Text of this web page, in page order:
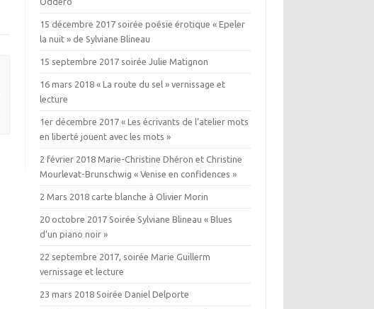
15 décembre 2017 soirée poésie érotique « Epeler
la nuit » de Sylviane Blineau
15 septembre 2017 soirée Julie Matignon
16 mars 2018 « La route du sel » vernissage et
lecture
1er décembre 2017 « Les écrivants de l’atelier mots
en liberté jouent avec les mots »
2 février 2018 Marie-Christine Dhéron et Christine
Mourlevat-Brunschwig « Venise en confidences »
2 Mars 2018 carte blanche à Olivier Morin
20 octobre 2017 Soirée Sylviane Blineau « Blues
d’un piano noir »
22 septembre 2017, soirée Marie Guillerm
vernissage et lecture
23 mars 2018 Soirée Daniel Delporte